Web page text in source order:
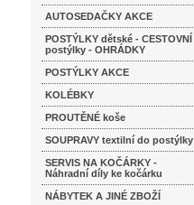
AUTOSEDAČKY AKCE
POSTÝLKY dětské - CESTOVNÍ
postýlky - OHRÁDKY
POSTÝLKY AKCE
KOLÉBKY
PROUTĚNÉ koše
SOUPRAVY textilní do postýlky
SERVIS NA KOČÁRKY -
Náhradní díly ke kočárku
NÁBYTEK A JINÉ ZBOŽÍ